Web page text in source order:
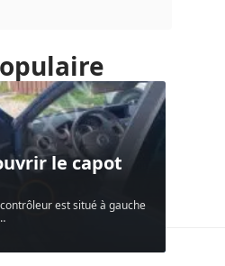
le capot
est situé à gauche